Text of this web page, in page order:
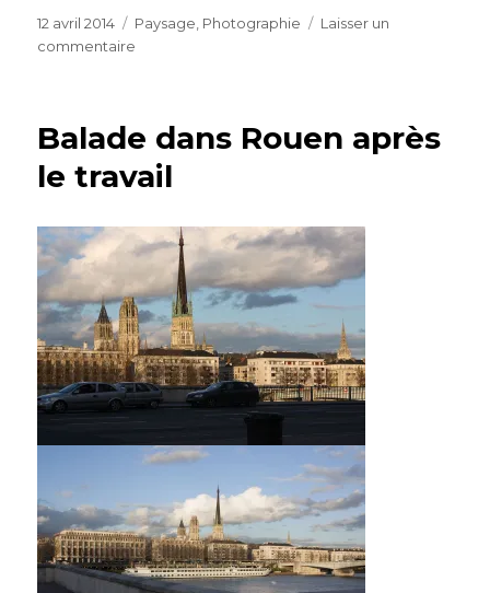
Publié
le
12 avril 2014 Catégories
Paysage, Photographie
Laisser un
commentaire
au
dessus
de
il
y
deux
semaines
Balade dans Rouen après
le travail